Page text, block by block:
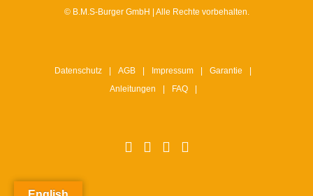
© B.M.S-Burger GmbH | Alle Rechte vorbehalten.
Datenschutz AGB Impressum
Garantie
Anleitungen
FAQ